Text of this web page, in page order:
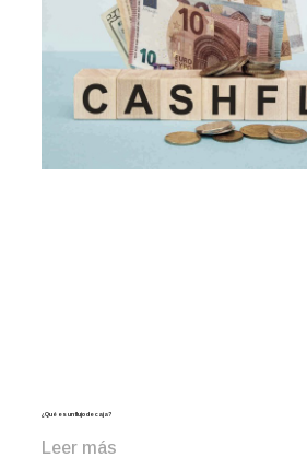
¿Qué es un flujo de caja?
Leer más